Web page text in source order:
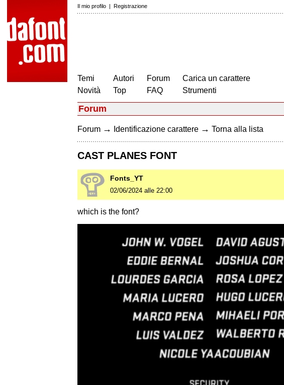
Il mio profilo | Registrazione
Temi
Novità
Autori
Top
Forum
FAQ
Carica un carattere
Strumenti
Forum
Forum → Identificazione carattere → Torna alla lista
CAST PLANES FONT
Fonts_YT
02/06/2024 alle 22:00
which is the font?